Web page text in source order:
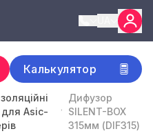
Калькулятор
для Asic-
Дифузор
SILENT-BOX
315мм (DIF315)